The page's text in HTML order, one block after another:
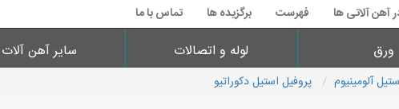
آهن آلاتی ها فهرست برگزیده ها تماس با ما
ورق لوله و اتصالات سایر آهن آلات
آلومینیوم پروفیل استیل دکوراتیو